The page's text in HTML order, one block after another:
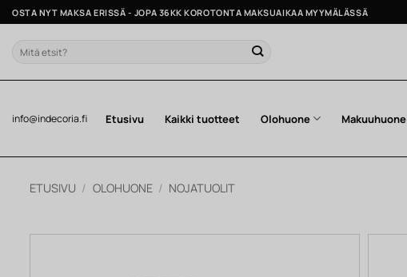
Skip
to
content
OSTA NYT MAKSA ERISSÄ - JOPA 36KK KOROTONTA MAKSUAIKAA MYYMÄLÄSSÄ
Etsi:
info@indecoria.fi Etusivu Kaikki tuotteet Olohuone Makuuhuone
ETUSIVU / OLOHUONE / NOJATUOLIT